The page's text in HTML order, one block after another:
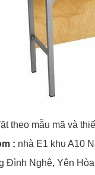
theo mẫu mã và
: nhà E1 khu A10
Đình Nghệ, Yên